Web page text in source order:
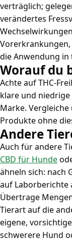
verträglich;
verändertes
die Anwendung
Worauf du
Achte auf THC-
klare und
Marke.
Produkte ohne
Andere
Auch für andere
CBD für Hunde
ähneln sich: nach
auf Laborberichte
Übertrage
Tierart auf die
eigene,
schwerere Hund